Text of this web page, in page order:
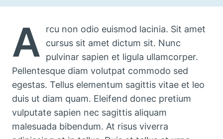
A
rcu non odio euismod lacinia. Sit amet
cursus sit amet dictum sit. Nunc
pulvinar sapien et ligula ullamcorper.
Pellentesque diam volutpat commodo sed
egestas. Tellus elementum sagittis vitae et leo
duis ut diam quam. Eleifend donec pretium
vulputate sapien nec sagittis aliquam
malesuada bibendum. At risus viverra